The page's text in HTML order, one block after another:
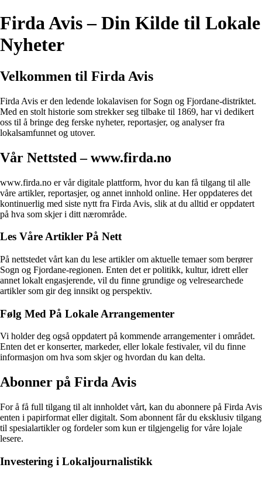
Firda Avis – Din Kilde til Lokale
Nyheter
Velkommen til Firda Avis
Firda Avis er den ledende lokalavisen for Sogn og Fjordane-distriktet.
Med en stolt historie som strekker seg tilbake til 1869, har vi dedikert
oss til å bringe deg ferske nyheter, reportasjer, og analyser fra
lokalsamfunnet og utover.
Vår Nettsted – www.firda.no
www.firda.no er vår digitale plattform, hvor du kan få tilgang til alle
våre artikler, reportasjer, og annet innhold online. Her oppdateres det
kontinuerlig med siste nytt fra Firda Avis, slik at du alltid er oppdatert
på hva som skjer i ditt nærområde.
Les Våre Artikler På Nett
På nettstedet vårt kan du lese artikler om aktuelle temaer som berører
Sogn og Fjordane-regionen. Enten det er politikk, kultur, idrett eller
annet lokalt engasjerende, vil du finne grundige og velresearchede
artikler som gir deg innsikt og perspektiv.
Følg Med På Lokale Arrangementer
Vi holder deg også oppdatert på kommende arrangementer i området.
Enten det er konserter, markeder, eller lokale festivaler, vil du finne
informasjon om hva som skjer og hvordan du kan delta.
Abonner på Firda Avis
For å få full tilgang til alt innholdet vårt, kan du abonnere på Firda Avis
enten i papirformat eller digitalt. Som abonnent får du eksklusiv tilgang
til spesialartikler og fordeler som kun er tilgjengelig for våre lojale
lesere.
Investering i Lokaljournalistikk